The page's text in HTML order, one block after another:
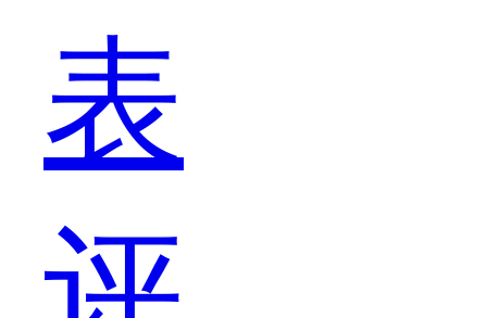
产
品
表